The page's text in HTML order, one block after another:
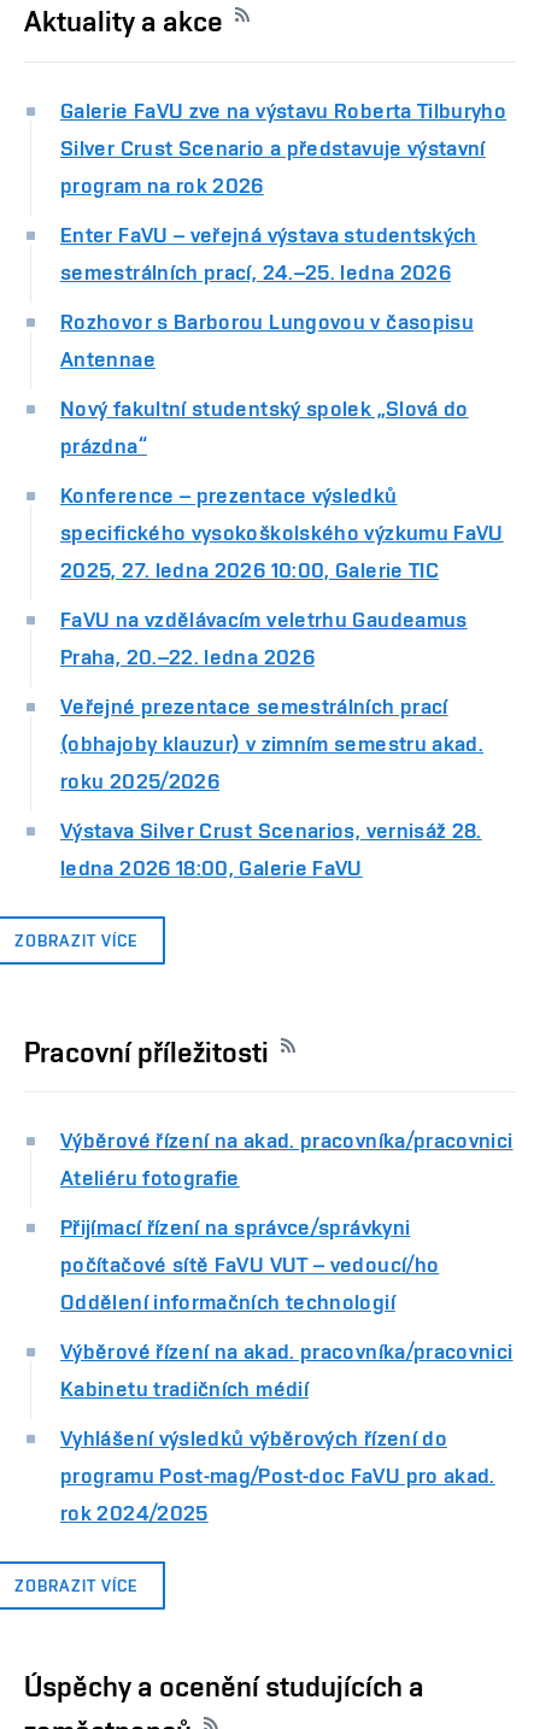
Aktuality a akce
Galerie FaVU zve na výstavu Roberta Tilburyho
Silver Crust Scenario a představuje výstavní
program na rok 2026
Enter FaVU – veřejná výstava studentských
semestrálních prací, 24.–25. ledna 2026
Rozhovor s Barborou Lungovou v časopisu
Antennae
Nový fakultní studentský spolek „Slová do
prázdna“
Konference – prezentace výsledků
specifického vysokoškolského výzkumu FaVU
2025, 27. ledna 2026 10:00, Galerie TIC
FaVU na vzdělávacím veletrhu Gaudeamus
Praha, 20.–22. ledna 2026
Veřejné prezentace semestrálních prací
(obhajoby klauzur) v zimním semestru akad.
roku 2025/2026
Výstava Silver Crust Scenarios, vernisáž 28.
ledna 2026 18:00, Galerie FaVU
ZOBRAZIT VÍCE
Pracovní příležitosti
Výběrové řízení na akad. pracovníka/pracovnici
Ateliéru fotografie
Přijímací řízení na správce/správkyni
počítačové sítě FaVU VUT – vedoucí/ho
Oddělení informačních technologií
Výběrové řízení na akad. pracovníka/pracovnici
Kabinetu tradičních médií
Vyhlášení výsledků výběrových řízení do
programu Post-mag/Post-doc FaVU pro akad.
rok 2024/2025
ZOBRAZIT VÍCE
Úspěchy a ocenění studujících a